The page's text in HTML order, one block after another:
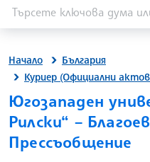
Начало
България
Куриер (Официални
Югозападен
Рилски“ –
Прессъобщение